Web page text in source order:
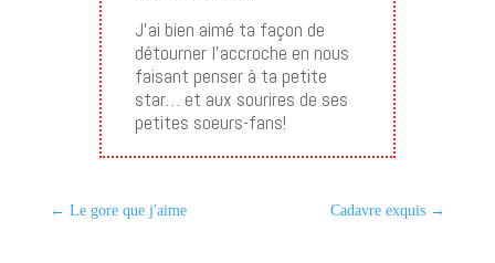
J’ai bien aimé ta façon de
détourner l’accroche en nous
faisant penser à ta petite
star… et aux sourires de ses
petites soeurs-fans!
← Le gore que j'aime Cadavre exquis →